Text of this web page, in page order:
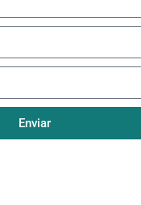
Enviar